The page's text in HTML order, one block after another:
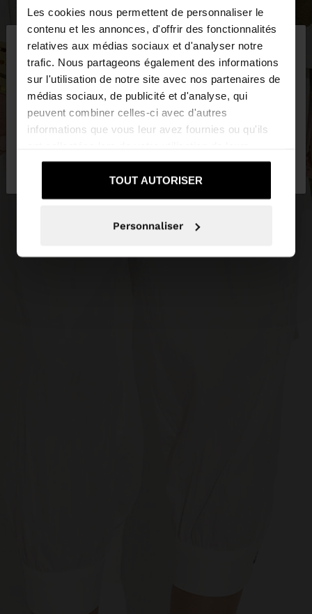
Les cookies nous permettent de personnaliser le
contenu et les annonces, d'offrir des fonctionnalités
relatives aux médias sociaux et d'analyser notre
trafic. Nous partageons également des informations
sur l'utilisation de notre site avec nos partenaires de
médias sociaux, de publicité et d'analyse, qui
peuvent combiner celles-ci avec d'autres
informations que vous leur avez fournies ou qu'ils
services.
TOUT AUTORISER
Personnaliser
bonjour ×
Vous accédez au site depuis Suisse. Voulez-vous
parcourir notre site au United States?